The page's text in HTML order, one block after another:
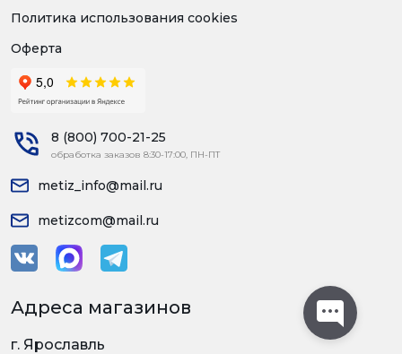
Политика использования cookies
Оферта
8 (800) 700-21-25
обработка заказов 8:30-17:00, ПН-ПТ
metiz_info@mail.ru
metizcom@mail.ru
Адреса магазинов
г. Ярославль